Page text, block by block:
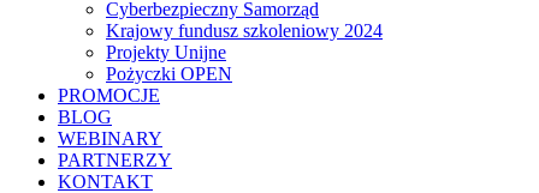
Cyberbezpieczny Samorząd
Krajowy fundusz szkoleniowy 2024
Projekty Unijne
Pożyczki OPEN
PROMOCJE
BLOG
WEBINARY
PARTNERZY
KONTAKT